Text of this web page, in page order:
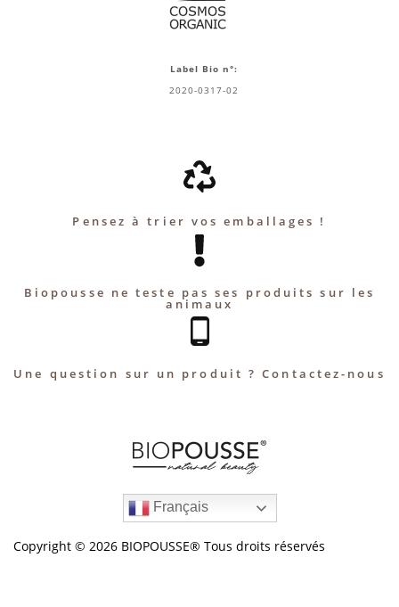
Label Bio n°:
2020-0317-02
Pensez à trier vos emballages !
Biopousse ne teste pas ses produits sur les
animaux
Une question sur un produit ? Contactez-nous
Copyright © 2026 BIOPOUSSE® Tous droits réservés
Français